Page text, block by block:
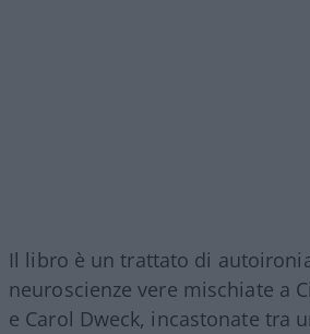
Il libro è un trattato di
neuroscienze vere mischiate a
e Carol Dweck, incastonate tra